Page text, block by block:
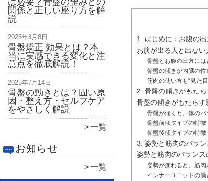
は必要？骨盤の歪みとの
関係と正しい座り方を解
説
2025年8月8日
骨盤矯正 効果とは？本
当に実感できる変化と注
意点を徹底解説！
2025年7月14日
骨盤の動きとは？固い原
因・整え方・セルフケア
をやさしく解説
一覧
お知らせ
一覧
1. はじめに：お腹の
お腹が出る人と出ない
骨盤とお腹の出方に
骨盤の傾きが内臓の位
筋肉の使い方も“見た
2. 骨盤の傾きがもたら
骨盤の傾きがもたらす
骨盤が傾くと、体の
骨盤前傾タイプの特徴
骨盤後傾タイプの特徴
3. 姿勢と筋肉のバラン
姿勢と筋肉のバランス
姿勢が崩れると、筋
インナーユニットの働